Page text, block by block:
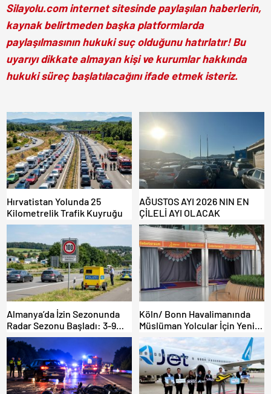
Silayolu.com internet sitesinde paylaşılan haberlerin,
kaynak belirtmeden başka platformlarda
paylaşılmasının hukuki suç olduğunu hatırlatır! Bu
uyarıyı dikkate almayan kişi ve kurumlar hakkında
hukuki süreç başlatılacağını ifade etmek isteriz.
Hırvatistan Yolunda 25
Kilometrelik Trafik Kuyruğu
AĞUSTOS AYI 2026 NIN EN
ÇİLELİ AYI OLACAK
Almanya’da İzin Sezonunda
Radar Sezonu Başladı: 3-9
Ağustos’ta Radar Hız
Denetimi Yapılacak!
Köln/ Bonn Havalimanında
Müslüman Yolcular İçin Yeni
İbadet Alanları Açıldı